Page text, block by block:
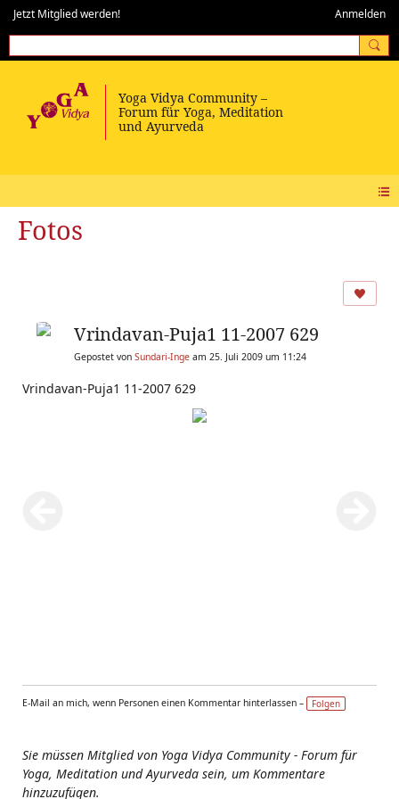
Jetzt Mitglied werden! Anmelden
Fotos
Vrindavan-Puja1 11-2007 629
Gepostet von Sundari-Inge am 25. Juli 2009 um 11:24
Vrindavan-Puja1 11-2007 629
E-Mail an mich, wenn Personen einen Kommentar hinterlassen – Folgen
Sie müssen Mitglied von Yoga Vidya Community - Forum für
Yoga, Meditation und Ayurveda sein, um Kommentare
hinzuzufügen.